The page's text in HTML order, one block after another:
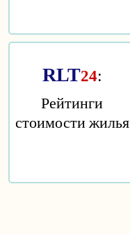
RLT24:
Рейтинги
стоимости жилья